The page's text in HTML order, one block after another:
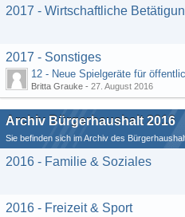
2017 - Wirtschaftliche
2017 - Sonstiges
12 - Neue Spielgeräte für
Britta Grauke - 27. August 2016
Archiv Bürgerhaushalt 2016
Sie befinden sich im Archiv des
2016 - Familie & Soziales
2016 - Freizeit & Sport